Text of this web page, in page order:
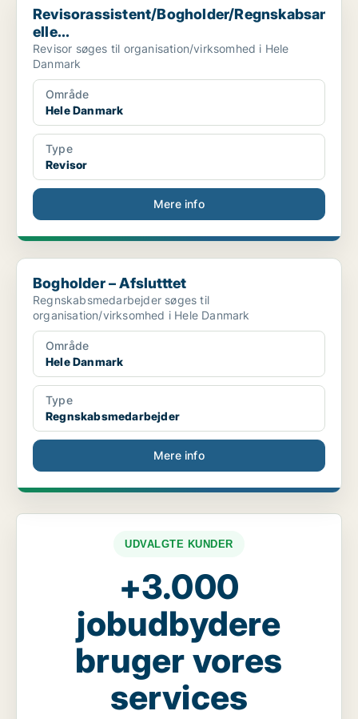
Revisorassistent/Bogholder/
elle...
Revisor søges til organisation/virksomhed i Hele
Danmark
Område
Hele Danmark
Type
Revisor
Mere info
Bogholder – Afslutttet
Bogholder – Afslutttet
Regnskabsmedarbejder søges til
organisation/virksomhed i Hele Danmark
Område
Hele Danmark
Type
Regnskabsmedarbejder
Mere info
UDVALGTE KUNDER
+3.000
jobudbydere
bruger vores
services